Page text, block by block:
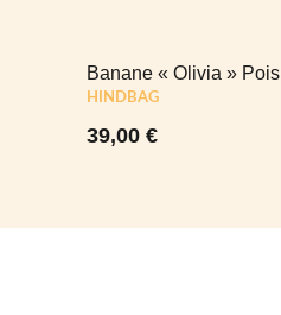
Banane « Olivia » Pois
HINDBAG
39,00 €